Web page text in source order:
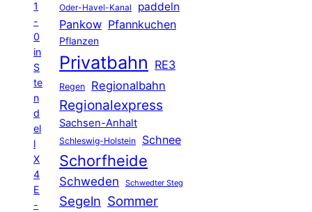
1
-
0
in
S
te
n
d
el
l
X
4
E
-
Oder-Havel-Kanal paddeln
Pankow Pfannkuchen
Pflanzen
Privatbahn RE3
Regen Regionalbahn
Regionalexpress
Sachsen-Anhalt
Schleswig-Holstein Schnee
Schorfheide
Schweden Schwedter Steg
Segeln Sommer